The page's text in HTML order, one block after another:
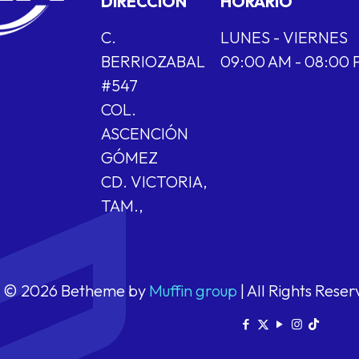
C.
BERRIOZABAL
#547
COL.
ASCENCIÓN
GÓMEZ
CD. VICTORIA,
TAM.,
LUNES - VIERNES
09:00 AM - 08:00
© 2026 Betheme by Muffin group | All Rights